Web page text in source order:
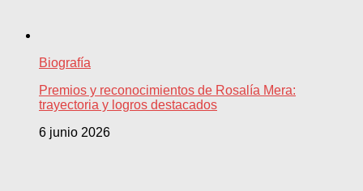
Biografía
Premios y reconocimientos de Rosalía Mera:
trayectoria y logros destacados
6 junio 2026